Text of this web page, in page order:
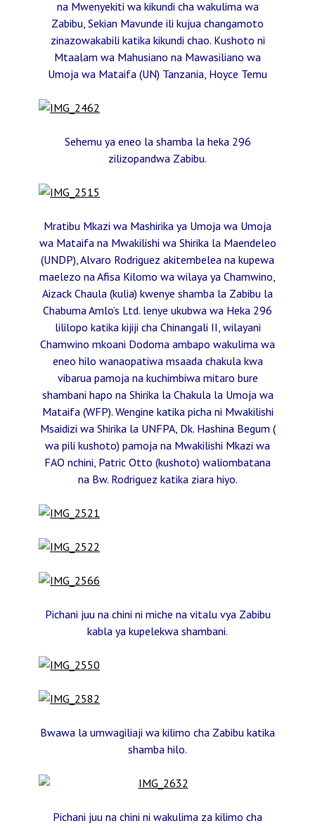
na Mwenyekiti wa kikundi cha wakulima wa
Zabibu, Sekian Mavunde ili kujua changamoto
zinazowakabili katika kikundi chao. Kushoto ni
Mtaalam wa Mahusiano na Mawasiliano wa
Umoja wa Mataifa (UN) Tanzania, Hoyce Temu
Sehemu ya eneo la shamba la heka 296
zilizopandwa Zabibu.
Mratibu Mkazi wa Mashirika ya Umoja wa Umoja
wa Mataifa na Mwakilishi wa Shirika la Maendeleo
(UNDP), Alvaro Rodriguez akitembelea na kupewa
maelezo na Afisa Kilomo wa wilaya ya Chamwino,
Aizack Chaula (kulia) kwenye shamba la Zabibu la
Chabuma Amlo’s Ltd. lenye ukubwa wa Heka 296
lililopo katika kijiji cha Chinangali II, wilayani
Chamwino mkoani Dodoma ambapo wakulima wa
eneo hilo wanaopatiwa msaada chakula kwa
vibarua pamoja na kuchimbiwa mitaro bure
shambani hapo na Shirika la Chakula la Umoja wa
Mataifa (WFP). Wengine katika picha ni Mwakilishi
Msaidizi wa Shirika la UNFPA, Dk. Hashina Begum (
wa pili kushoto) pamoja na Mwakilishi Mkazi wa
FAO nchini, Patric Otto (kushoto) waliombatana
na Bw. Rodriguez katika ziara hiyo.
Pichani juu na chini ni miche na vitalu vya Zabibu
kabla ya kupelekwa shambani.
Bwawa la umwagiliaji wa kilimo cha Zabibu katika
shamba hilo.
Pichani juu na chini ni wakulima za kilimo cha